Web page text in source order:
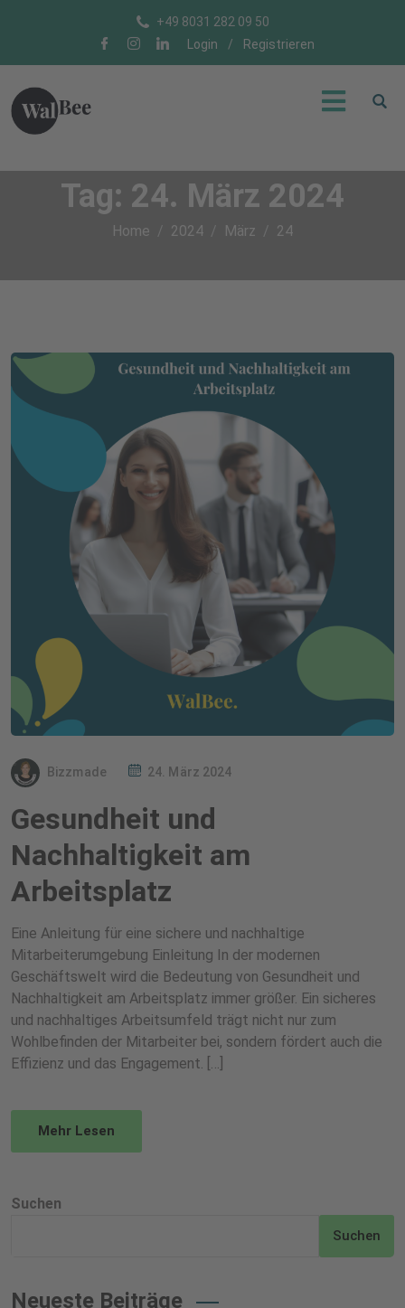
+49 8031 282 09 50
Login
/ Registrieren
Tag: 24. März 2024
Home 2024 März 24
Bizzmade 24. März 2024
Gesundheit und
Nachhaltigkeit am
Arbeitsplatz
Eine Anleitung für eine sichere und nachhaltige
Mitarbeiterumgebung Einleitung In der modernen
Geschäftswelt wird die Bedeutung von Gesundheit und
Nachhaltigkeit am Arbeitsplatz immer größer. Ein sicheres
und nachhaltiges Arbeitsumfeld trägt nicht nur zum
Wohlbefinden der Mitarbeiter bei, sondern fördert auch die
Effizienz und das Engagement. […]
Mehr Lesen
Suchen
Suchen
Neueste Beiträge